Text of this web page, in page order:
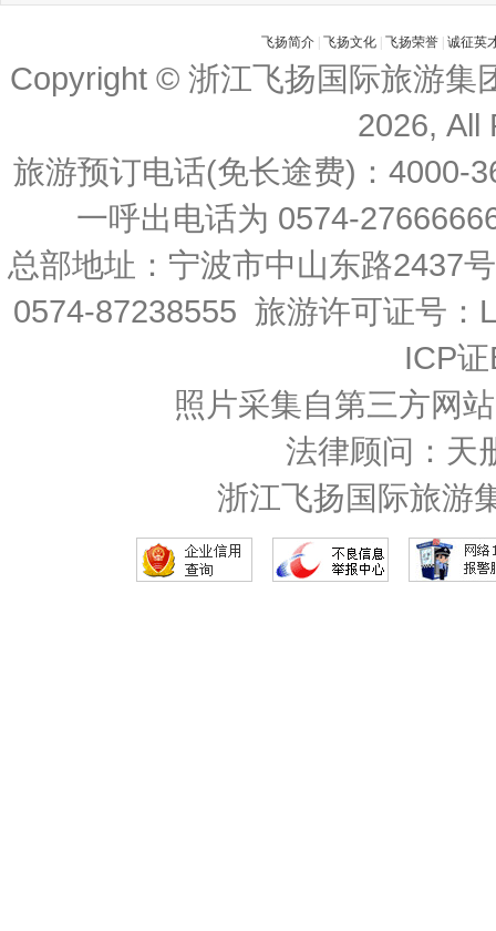
飞扬简介 飞扬文化 飞扬荣誉 诚征英
Copyright © 浙江飞扬国际旅游集
2026, All
旅游预订电话(免长途费)：4000-
一呼出电话为 0574-
总部地址：宁波市中山东路2437
0574-87238555 旅游许可证号
ICP
照片采集自第三方网
法律顾问：天
浙江飞扬国际旅游